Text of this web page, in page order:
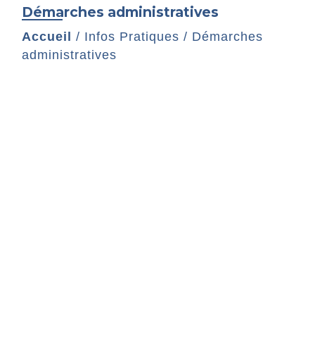
Démarches administratives
Accueil / Infos Pratiques / Démarches
administratives